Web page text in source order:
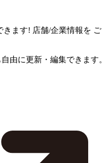
きます! 店舗/企業情報を ご
由に更新・編集できます。